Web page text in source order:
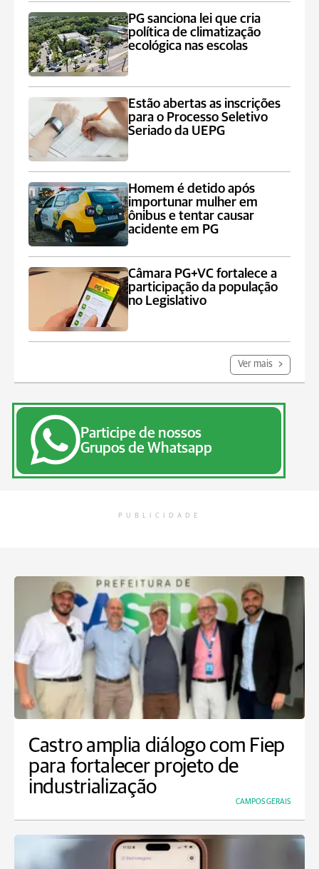
PG sanciona lei que cria
política de climatização
ecológica nas escolas
Estão abertas as inscrições
para o Processo Seletivo
Seriado da UEPG
Homem é detido após
importunar mulher em
ônibus e tentar causar
acidente em PG
Câmara PG+VC fortalece a
participação da população
no Legislativo
Ver mais
Participe de nossos
Grupos de Whatsapp
PUBLICIDADE
Castro amplia diálogo com Fiep
para fortalecer projeto de
industrialização
CAMPOS GERAIS